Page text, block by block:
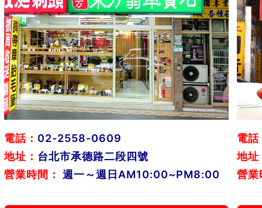
電話： 02-2558-0609
地址： 台北市承德路二段四號
營業時間：
週一～週日AM10:00~PM8:00
電話
地址
營業